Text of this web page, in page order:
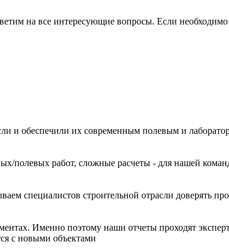
на все интересующие вопросы. Если
и обеспечили их современным полевым и
полевых работ, сложные расчеты - для нашей
специалистов строительной отрасли доверять
Именно поэтому наши отчеты проходят
с новыми объектами